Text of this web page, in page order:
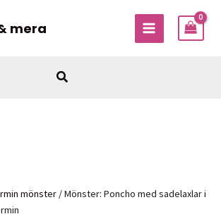
mera
MAIN
Sök
mönster / Mönster: Poncho med sadelaxlar i